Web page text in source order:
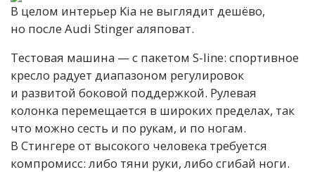
В целом интерьер Kia не выглядит дешёво,
но после Audi Stinger аляповат.
Тестовая машина — с пакетом S-line: спортивное
кресло радует диапазоном регулировок
и развитой боковой поддержкой. Рулевая
колонка перемещается в широких пределах, так
что можно сесть и по рукам, и по ногам.
В Стингере от высокого человека требуется
компромисс: либо тяни руки, либо сгибай ноги.